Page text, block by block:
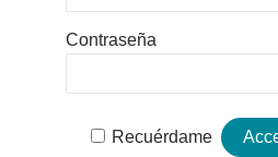
Contraseña
Recuérdame